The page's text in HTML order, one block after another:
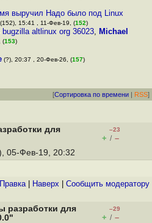
выручил Надо было под Linux
(152), 15:41 , 11-Фев-19, (152)
altlinux org 36023, Michael
(153)
(?), 20:37 , 20-Фев-26, (157)
[Сортировка по времени | RSS]
для
–23
+ / –
05-Фев-19, 20:32
Правка| Наверх Cообщить модератору
разработки для
–29
+ / –